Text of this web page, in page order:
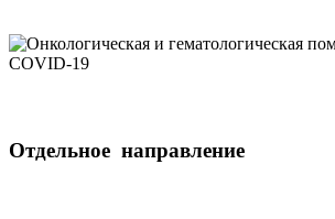
Отдельное направление